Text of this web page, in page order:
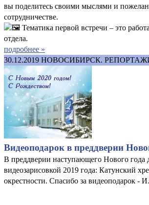
вы поделитесь своими мыслями и
сотрудничестве.
Тематика первой встречи – это
отдела.
подробнее »
30.12.2019 НОВОСИБИРСК.
Видеоподарок в преддверии
В преддверии наступающего Нового года
видеозарисовкой 2019 года: Катунский
окрестности. Спасибо за видеоподарок -